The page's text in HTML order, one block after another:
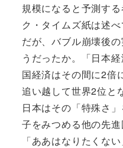
規模になると予測す
ク・タイムズ紙は述べ
だが、バブル崩壊後
うだったか。「日本
国経済はその間に2倍
追い越して世界2位と
日本はその「特殊さ
子をみつめる他の先
「ああはなりたくない